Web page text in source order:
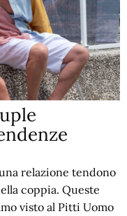
relazione tendono
coppia. Queste
visto al Pitti Uomo